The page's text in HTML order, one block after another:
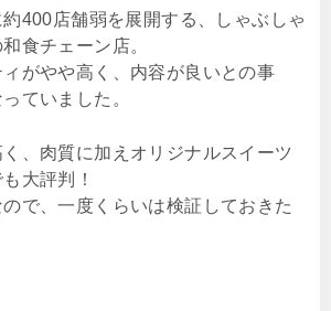
400店舗弱を展開する、しゃぶしゃ
食チェーン店。
がやや高く、内容が良いとの事
ていました。
、肉質に加えオリジナルスイーツ
大評判！
で、一度くらいは検証しておきた